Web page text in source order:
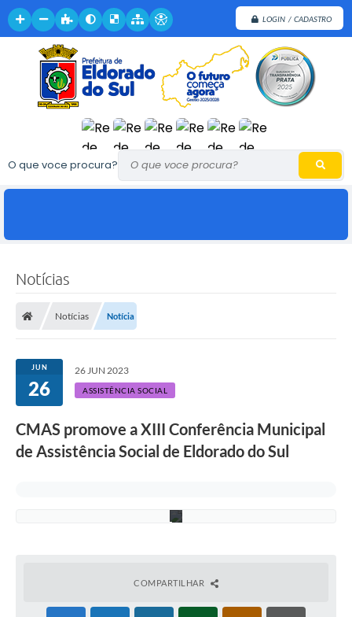
LOGIN / CADASTRO
O que voce procura?
Notícias
Notícias Notícia
JUN
26
26 JUN 2023
ASSISTÊNCIA SOCIAL
CMAS promove a XIII Conferência Municipal
de Assistência Social de Eldorado do Sul
COMPARTILHAR